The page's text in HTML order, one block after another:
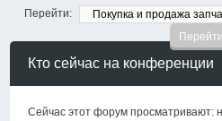
Перейти:
Кто сейчас на конференции
Сейчас этот форум просматривают: